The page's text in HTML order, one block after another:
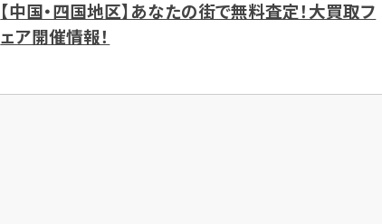
【中国・四国地区】あなたの街で無料査定！大買取フ
ェア開催情報！